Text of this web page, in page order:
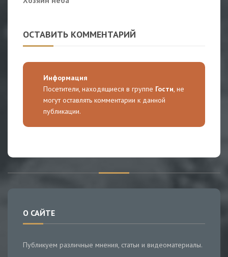
ОСТАВИТЬ КОММЕНТАРИЙ
Информация
Посетители, находящиеся в группе Гости , не
могут оставлять комментарии к данной
публикации.
О САЙТЕ
Публикуем различные мнения, статьи и видеоматериалы.